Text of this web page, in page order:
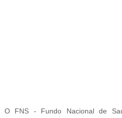
O FNS - Fundo Nacional de